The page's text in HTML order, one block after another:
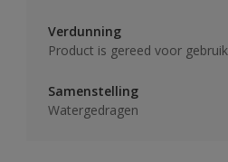
Verdunning
Product is gereed voor gebruik
Samenstelling
Watergedragen